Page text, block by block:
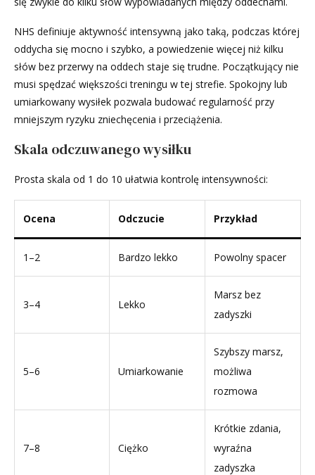
NHS definiuje aktywność intensywną jako taką, podczas której
oddycha się mocno i szybko, a powiedzenie więcej niż kilku
słów bez przerwy na oddech staje się trudne. Początkujący nie
musi spędzać większości treningu w tej strefie. Spokojny lub
umiarkowany wysiłek pozwala budować regularność przy
mniejszym ryzyku zniechęcenia i przeciążenia.
Skala odczuwanego wysiłku
Prosta skala od 1 do 10 ułatwia kontrolę intensywności:
Ocena Odczucie Przykład
1–2 Bardzo lekko Powolny spacer
3–4 Lekko
Marsz bez
zadyszki
5–6 Umiarkowanie
Szybszy marsz,
możliwa
rozmowa
7–8 Ciężko
Krótkie zdania,
wyraźna
zadyszka